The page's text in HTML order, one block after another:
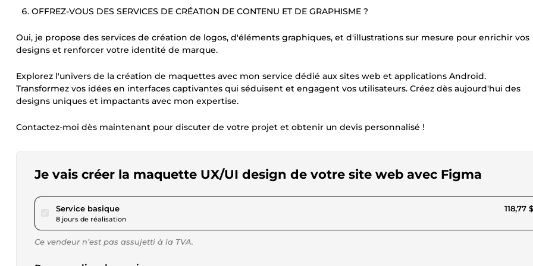
OFFREZ-VOUS DES SERVICES DE CRÉATION DE CONTENU ET DE GRAPHISME ?
Oui, je propose des services de création de logos, d'éléments graphiques, et d'illustrations sur mesure pour enrichir vos
designs et renforcer votre identité de marque.
Explorez l'univers de la création de maquettes avec mon service dédié aux sites web et applications Android.
Transformez vos idées en interfaces captivantes qui séduisent et engagent vos utilisateurs. Créez dès aujourd'hui des
designs uniques et impactants avec mon expertise.
Contactez-moi dès maintenant pour discuter de votre projet et obtenir un devis personnalisé !
Je vais créer la maquette UX/UI design de votre site web avec Figma
Service basiquepour 109,46 $US
8 jours de réalisation
118,77
Ce vendeur n’est pas assujetti à la TVA.